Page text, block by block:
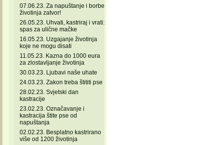
07.06.23. Za napuštanje i borbe
životinja zatvor!
26.05.23. Uhvati, kastriraj i vrati:
spas za ulične mačke
16.05.23. Uzgajanje životinja
koje ne mogu disati
11.05.23. Kazna do 1000 eura
za zlostavljanje životinja
30.03.23. Ljubavi naše uhate
24.03.23. Zakon treba štititi pse
28.02.23. Svjetski dan
kastracije
23.02.23. Označavanje i
kastracija štite pse od
napuštanja
02.02.23. Besplatno kastrirano
više od 1200 životinja